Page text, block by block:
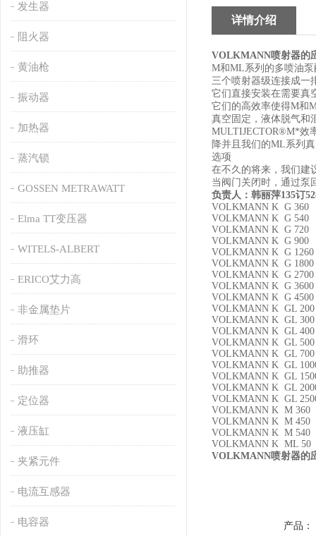
发生器
阻火器
黄油枪
振动器
加热器
蒸汽锁
GOSSEN METRAWATT
Elma TT变压器
WITELS-ALBERT
ERICO艾力高
非金属垫片
滑环
助推器
定位器
液压缸
夹紧元件
电流互感器
电容器
详情介绍
VOLKMANN喷射器的
M和ML系列的多喷油
三个喷射器级连接成一
它们直接安装在需要真
它们的高效率使得M和
真空固定，液体脱气和
MULTIJECTOR®M*效
降并且我们的ML系列
选项
在不久的将来，我们建
当阀门关闭时，通过泵
负责人：韩丽萍135订
VOLKMANN K G 360
VOLKMANN K G 540
VOLKMANN K G 720
VOLKMANN K G 900
VOLKMANN K G 1260
VOLKMANN K G 1800
VOLKMANN K G 2700
VOLKMANN K G 3600
VOLKMANN K G 4500
VOLKMANN K GL 200
VOLKMANN K GL 300
VOLKMANN K GL 400
VOLKMANN K GL 500
VOLKMANN K GL 700
VOLKMANN K GL
VOLKMANN K GL
VOLKMANN K GL
VOLKMANN K GL
VOLKMANN K M 360
VOLKMANN K M 450
VOLKMANN K M 540
VOLKMANN K ML 50
VOLKMANN喷射器的
产品：